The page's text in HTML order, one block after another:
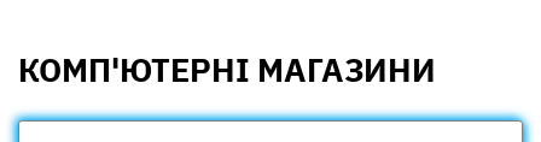
КОМП'ЮТЕРНІ МАГАЗИНИ